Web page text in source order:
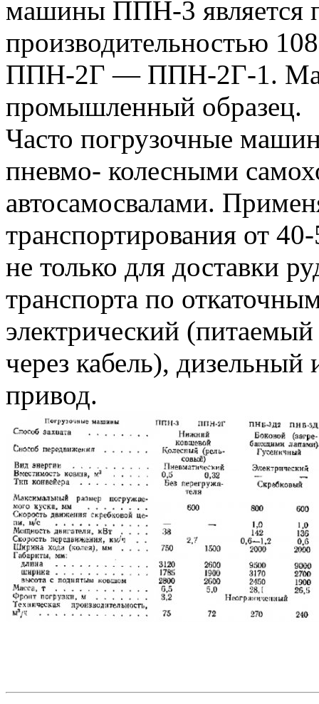
машины ППН-3 является
производительностью
ППН-2Г — ППН-2Г-1.
промышленный образец.
Часто погрузочные
пневмо- колесными
автосамосвалами.
транспортирования от
не только для доставки
транспорта по
электрический
через кабель), дизельный
привод.